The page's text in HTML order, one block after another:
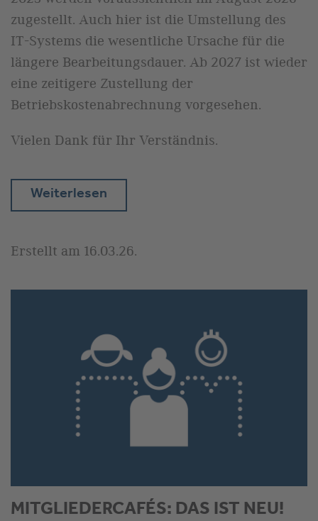
zugestellt. Auch hier ist die Umstellung des
IT-Systems die wesentliche Ursache für die
längere Bearbeitungsdauer. Ab 2027 ist wieder
eine zeitigere Zustellung der
Betriebskostenabrechnung vorgesehen.
Vielen Dank für Ihr Verständnis.
Weiterlesen
Erstellt am 16.03.26.
MITGLIEDERCAFÉS: DAS IST NEU!